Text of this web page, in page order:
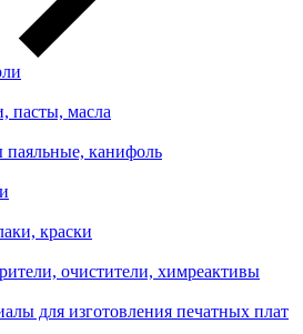
пасты, масла
канифоль
краски
очистители, химреактивы
для изготовления печатных плат